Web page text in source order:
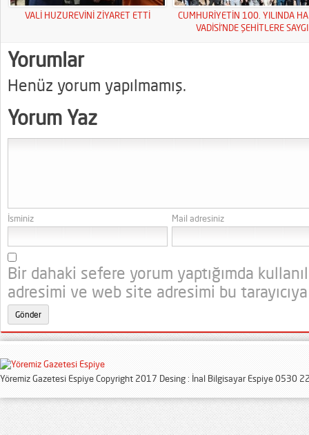
VALİ HUZUREVİNİ ZİYARET ETTİ
CUMHURİYETİN 100. YILINDA
VADİSİ’NDE ŞEHİTLERE SAYGI
Yorumlar
Henüz yorum yapılmamış.
Yorum Yaz
İsminiz Mail adresiniz
Bir dahaki sefere yorum yaptığımda
adresimi ve web site adresimi bu
Yöremiz Gazetesi Espiye Copyright 2017 Desing : İnal Bilgisayar Espiye 0530